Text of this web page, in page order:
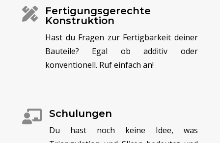

Fertigungsgerechte
Konstruktion
Hast du Fragen zur Fertigbarkeit deiner
Bauteile? Egal ob additiv oder
konventionell. Ruf einfach an!
 Schulungen
Du hast noch keine Idee, was